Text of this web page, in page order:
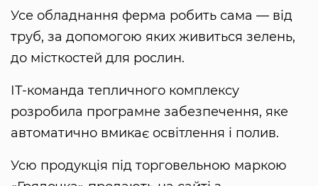
Усе обладнання ферма робить сама — від
труб, за допомогою яких живиться зелень,
до місткостей для рослин.
ІТ-команда тепличного комплексу
розробила програмне забезпечення, яке
автоматично вмикає освітлення і полив.
Усю продукція під торговельною маркою